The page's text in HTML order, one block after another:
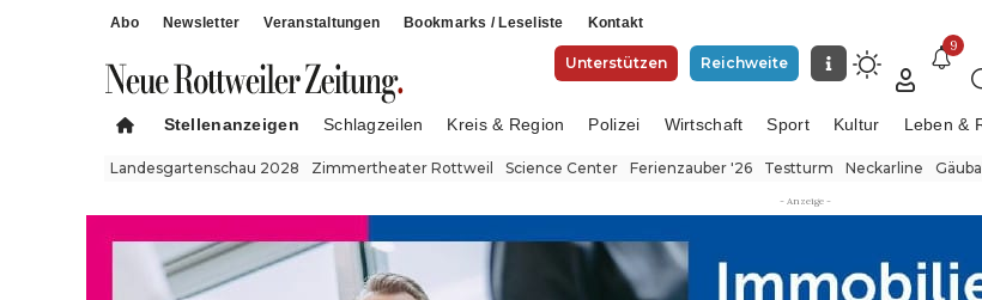
Abo Newsletter Veranstaltungen Bookmarks / Leseliste Kontakt
Unterstützen Reichweite
9
Stellenanzeigen Schlagzeilen Kreis & Region Polizei Wirtschaft Sport Kultur Leben &
Landesgartenschau 2028 Zimmertheater Rottweil Science Center Ferienzauber '26 Testturm Neckarline
- Anzeige -